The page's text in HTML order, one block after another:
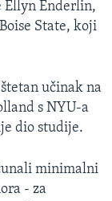
Ellyn Enderlin,
State, koji
učinak na
s NYU-a
dio studije.
minimalni
- za